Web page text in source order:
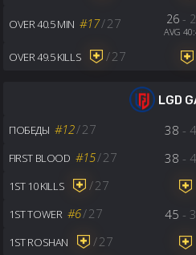
OVER 40.5 MIN #17/27 26-
AVG
OVER 49.5 KILLS /27
LGD
ПОБЕДЫ #12/27 38 -
FIRST BLOOD #15/27 38 -
1ST 10 KILLS /27
1ST TOWER #6/27 45 -
1ST ROSHAN /27